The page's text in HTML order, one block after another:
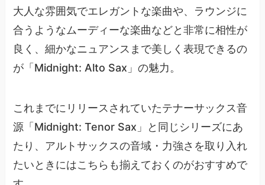
大人な雰囲気でエレガントな楽曲や、ラウンジに
合うようなムーディーな楽曲などと非常に相性が
良く、細かなニュアンスまで美しく表現できるの
が「Midnight: Alto Sax」の魅力。
これまでにリリースされていたテナーサックス音
源「Midnight: Tenor Sax」と同じシリーズにあ
たり、アルトサックスの音域・力強さを取り入れ
たいときにはこちらも揃えておくのがおすすめで